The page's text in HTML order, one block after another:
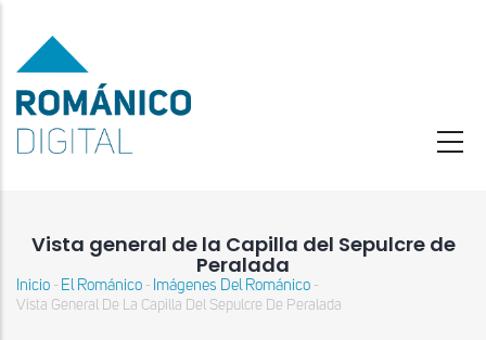
contenido
principal
Vista general de la Capilla del Sepulcre de
Peralada
Sobrescribir
Inicio - El Románico - Imágenes Del Románico -
Vista General De La Capilla Del Sepulcre De Peralada